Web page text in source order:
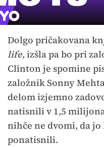
Dolgo pričakovana
life, izšla pa bo pri
Clinton je spomine
založnik Sonny
delom izjemno
natisnili v 1,5
nihče ne dvomi, da
ponatisnili.